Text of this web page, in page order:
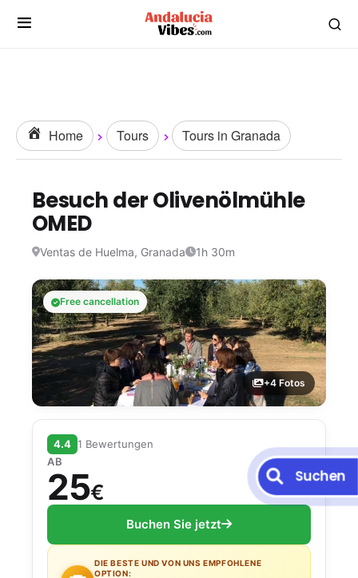
Home Tours Tours in Granada
Besuch der Olivenölmühle
OMED
Ventas de Huelma, Granada 1h 30m
Free cancellation
+4 Fotos
4.4 1 Bewertungen
AB
25€
Buchen Sie jetzt
DIE BESTE UND VON UNS EMPFOHLENE
OPTION:
Suchen